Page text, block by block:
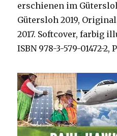
erschienen im
Gütersloh 2019,
2017. Softcover, farbig
ISBN 978-3-579-01472-2,